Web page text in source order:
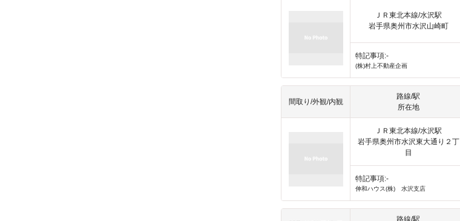
ＪＲ東北本線/水沢駅
岩手県奥州市水沢山崎町
特記事項:-
(株)村上不動産企画
間取り/外観/内観
路線/駅
所在地
ＪＲ東北本線/水沢駅
岩手県奥州市水沢東大通り２丁
目
特記事項:-
伸和ハウス(株) 水沢支店
路線/駅